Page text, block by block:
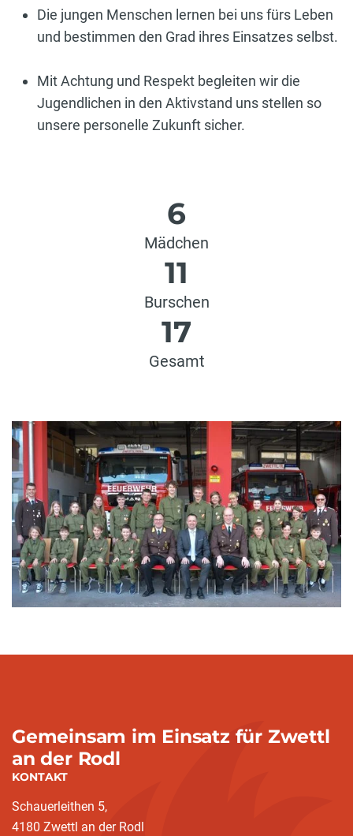
Die jungen Menschen lernen bei uns fürs Leben
und bestimmen den Grad ihres Einsatzes selbst.
Mit Achtung und Respekt begleiten wir die
Jugendlichen in den Aktivstand uns stellen so
unsere personelle Zukunft sicher.
6
Mädchen
11
Burschen
17
Gesamt
Gemeinsam im Einsatz für Zwettl
an der Rodl
KONTAKT
Schauerleithen 5,
4180 Zwettl an der Rodl